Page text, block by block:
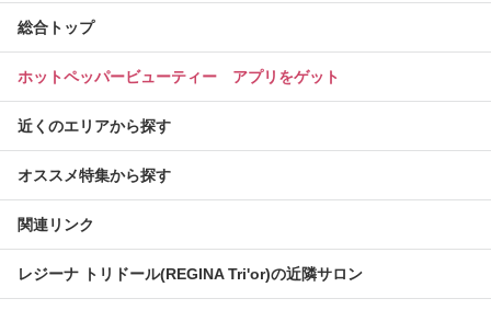
総合トップ
ホットペッパービューティー アプリをゲット
近くのエリアから探す
オススメ特集から探す
関連リンク
レジーナ トリドール(REGINA Tri'or)の近隣サロン